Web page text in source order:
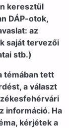
keresztül
DÁP-otok,
az
saját tervezői
stb.)
témában tett
a választ
információ. Ha
kérjétek a